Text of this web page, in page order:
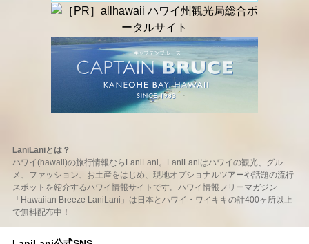
LaniLaniとは？
ハワイ(hawaii)の旅行情報ならLaniLani。LaniLaniはハワイの観光、グル
メ、ファッション、お土産をはじめ、現地オプショナルツアーや話題の流行
スポットを紹介するハワイ情報サイトです。ハワイ情報フリーマガジン
「Hawaiian Breeze LaniLani」は日本とハワイ・ワイキキの計400ヶ所以上
で無料配布中！